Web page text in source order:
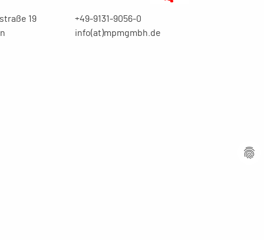
19
+49-9131-9056-0
info(at)mpmgmbh.de